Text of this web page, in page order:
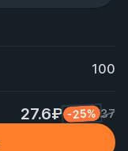
100
27.6₽ -25% 37